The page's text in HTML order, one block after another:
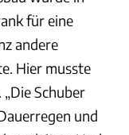
für eine
andere
Hier musste
Schuber
und